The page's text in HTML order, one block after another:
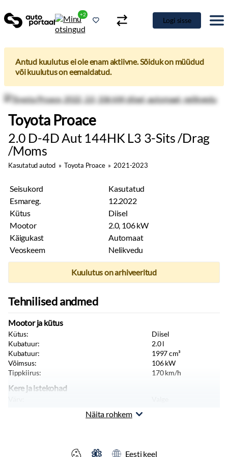
+2
Logi sisse
Antud kuulutus ei ole enam aktiivne. Sõiduk on müüdud
või kuulutus on eemaldatud.
Toyota Proace
2.0 D-4D Aut 144HK L3 3-Sits /Drag
/Moms
Kasutatud autod »Toyota Proace» 2021-2023
Seisukord
Kasutatud
Esmareg.
12.2022
Kütus
Diisel
Mootor
2.0, 106 kW
Käigukast
Automaat
Veoskeem
Nelikvedu
Kuulutus on arhiveeritud
Tehnilised andmed
Mootor ja kütus
Kütus:
Diisel
Kubatuur:
2.0l
Kubatuur:
1997cm³
Võimsus:
106kW
Tippkiirus:
170km/h
Kere ja istekohad
Massid, haagis, teljevahe
Näita rohkem
Eesti keel